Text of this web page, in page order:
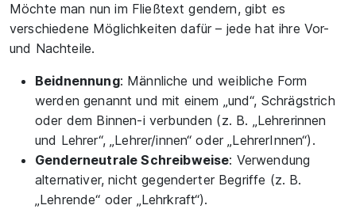
Möchte man nun im Fließtext gendern, gibt es
verschiedene Möglichkeiten dafür – jede hat ihre Vor-
und Nachteile.
Beidnennung: Männliche und weibliche Form
werden genannt und mit einem „und“, Schrägstrich
oder dem Binnen-i verbunden (z. B. „Lehrerinnen
und Lehrer“, „Lehrer/innen“ oder „LehrerInnen“).
Genderneutrale Schreibweise: Verwendung
alternativer, nicht gegenderter Begriffe (z. B.
„Lehrende“ oder „Lehrkraft“).